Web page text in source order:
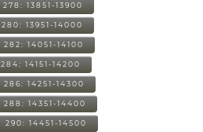
278: 13851-13900
280: 13951-14000
282: 14051-14100
284: 14151-14200
286: 14251-14300
288: 14351-14400
290: 14451-14500